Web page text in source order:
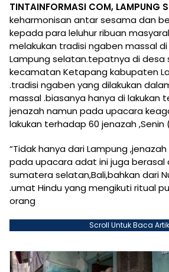
TINTAINFORMASI COM, LAMPUNG
keharmonisan antar sesama dan
kepada para leluhur ribuan
melakukan tradisi ngaben massal
Lampung selatan.tepatnya di desa
kecamatan Ketapang kabupaten
.tradisi ngaben yang dilakukan
massal .biasanya hanya di lakukan
jenazah namun pada upacara
lakukan terhadap 60 jenazah ,Senin
“Tidak hanya dari Lampung
pada upacara adat ini juga berasal
sumatera selatan,Bali,bahkan dari
.umat Hindu yang mengikuti ritual
orang
Scroll Untuk Baca